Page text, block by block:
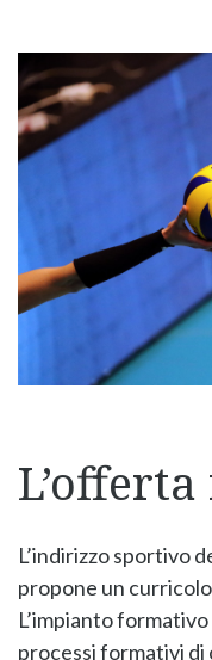
L’indirizzo sportivo
propone un
L’impianto
processi formativi